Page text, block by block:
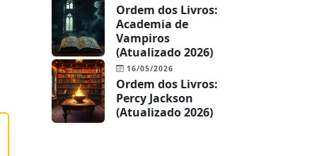
Ordem dos Livros:
Academia de
Vampiros
(Atualizado 2026)
16/05/2026
Ordem dos Livros:
Percy Jackson
(Atualizado 2026)